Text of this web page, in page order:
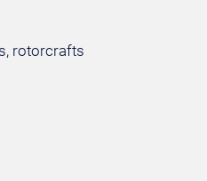
rotorcrafts